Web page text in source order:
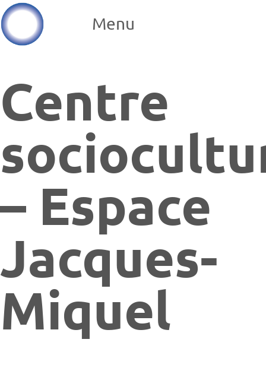
Menu
Centre
– Espace
Jacques-
Miquel